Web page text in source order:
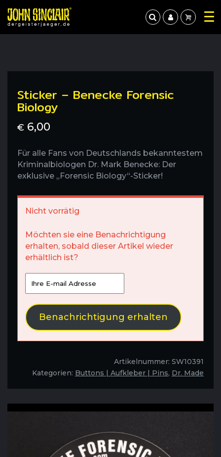
Sticker – Benecke Forensic
Biology
€ 6,00
Für alle Fans von Deutschlands bekanntestem
Kriminalbiologen Dr. Mark Benecke: Der
exklusive „Forensic Biology“-Sticker!
Nicht vorrätig
Möchten sie eine Benachrichtigung
erhalten, sobald dieser Artikel wieder
erhältlich ist?
Benachrichtigung erhalten
Artikelnummer: SW10391
Kategorien: Buttons | Aufkleber | Pins, Dr. Made